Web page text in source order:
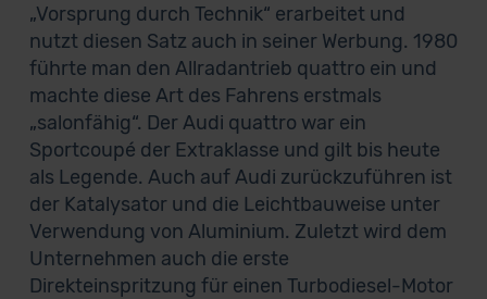
„Vorsprung durch Technik“ erarbeitet und
nutzt diesen Satz auch in seiner Werbung. 1980
führte man den Allradantrieb quattro ein und
machte diese Art des Fahrens erstmals
„salonfähig“. Der Audi quattro war ein
Sportcoupé der Extraklasse und gilt bis heute
als Legende. Auch auf Audi zurückzuführen ist
der Katalysator und die Leichtbauweise unter
Verwendung von Aluminium. Zuletzt wird dem
Unternehmen auch die erste
Direkteinspritzung für einen Turbodiesel-Motor